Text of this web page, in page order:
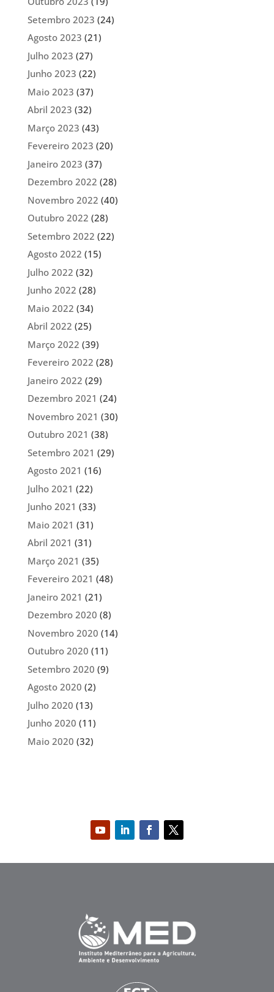
Setembro 2023 (24)
Agosto 2023 (21)
Julho 2023 (27)
Junho 2023 (22)
Maio 2023 (37)
Abril 2023 (32)
Março 2023 (43)
Fevereiro 2023 (20)
Janeiro 2023 (37)
Dezembro 2022 (28)
Novembro 2022 (40)
Outubro 2022 (28)
Setembro 2022 (22)
Agosto 2022 (15)
Julho 2022 (32)
Junho 2022 (28)
Maio 2022 (34)
Abril 2022 (25)
Março 2022 (39)
Fevereiro 2022 (28)
Janeiro 2022 (29)
Dezembro 2021 (24)
Novembro 2021 (30)
Outubro 2021 (38)
Setembro 2021 (29)
Agosto 2021 (16)
Julho 2021 (22)
Junho 2021 (33)
Maio 2021 (31)
Abril 2021 (31)
Março 2021 (35)
Fevereiro 2021 (48)
Janeiro 2021 (21)
Dezembro 2020 (8)
Novembro 2020 (14)
Outubro 2020 (11)
Setembro 2020 (9)
Agosto 2020 (2)
Julho 2020 (13)
Junho 2020 (11)
Maio 2020 (32)